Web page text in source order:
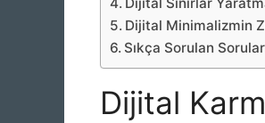
Dijital Sınırlar
Dijital Minimalizmin
Sıkça Sorulan
Dijital